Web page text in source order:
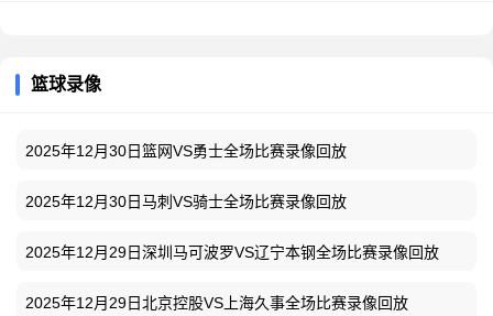
篮球录像
2025年12月30日篮网VS勇士全场比赛录像回放
2025年12月30日马刺VS骑士全场比赛录像回放
2025年12月29日深圳马可波罗VS辽宁本钢全场比赛录像回放
2025年12月29日北京控股VS上海久事全场比赛录像回放